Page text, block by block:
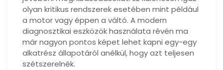
olyan kritikus rendszerek esetében mint például
a motor vagy éppen a váltó. A modern
diagnosztikai eszközök használata révén ma
már nagyon pontos képet lehet kapni egy-egy
alkatrész állapotáról anélkül, hogy azt teljesen
szétszerelnék.